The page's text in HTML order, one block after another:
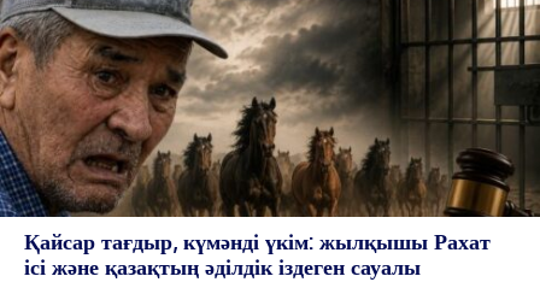
ЖАҢАЛЫҚТАР
ОҚИҒА
КӨЗҚАРАС
ЗЕРТТЕУ
Қайсар тағдыр, күмәнді үкім: жылқышы Рахат
ісі және қазақтың әділдік іздеген сауалы